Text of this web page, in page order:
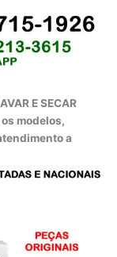
E SECAR
modelos,
a